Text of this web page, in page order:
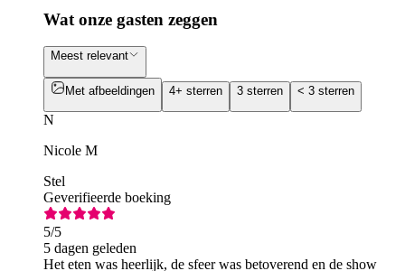
Wat onze gasten zeggen
Meest relevant
Met afbeeldingen 4+ sterren 3 sterren < 3 sterren
N
Nicole M
Stel
Geverifieerde boeking
5/5
5 dagen geleden
Het eten was heerlijk, de sfeer was betoverend en de show